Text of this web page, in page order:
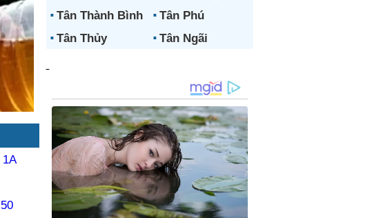
Tân Thành Bình
Tân Phú
Tân Thủy
Tân Ngãi